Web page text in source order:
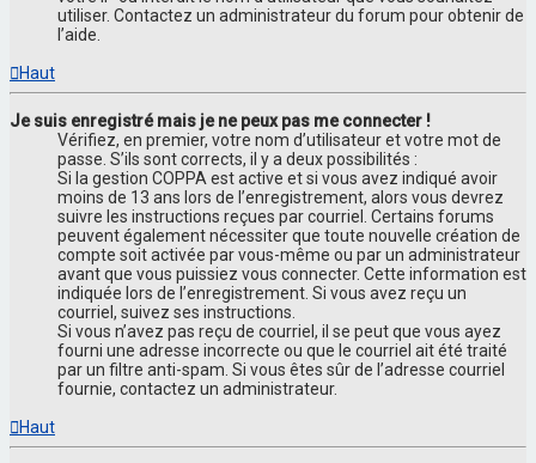
utiliser. Contactez un administrateur du forum pour obtenir de
l’aide.
Haut
Je suis enregistré mais je ne peux pas me connecter !
Vérifiez, en premier, votre nom d’utilisateur et votre mot de
passe. S’ils sont corrects, il y a deux possibilités :
Si la gestion COPPA est active et si vous avez indiqué avoir
moins de 13 ans lors de l’enregistrement, alors vous devrez
suivre les instructions reçues par courriel. Certains forums
peuvent également nécessiter que toute nouvelle création de
compte soit activée par vous-même ou par un administrateur
avant que vous puissiez vous connecter. Cette information est
indiquée lors de l’enregistrement. Si vous avez reçu un
courriel, suivez ses instructions.
Si vous n’avez pas reçu de courriel, il se peut que vous ayez
fourni une adresse incorrecte ou que le courriel ait été traité
par un filtre anti-spam. Si vous êtes sûr de l’adresse courriel
fournie, contactez un administrateur.
Haut